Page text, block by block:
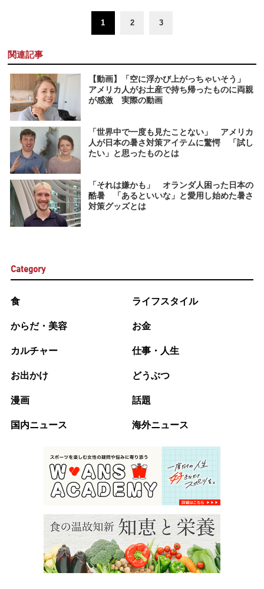
1 2 3
関連記事
【動画】「空に浮かび上がっちゃいそう」
アメリカ人がお土産で持ち帰ったものに両親
が感激 実際の動画
「世界中で一度も見たことない」 アメリカ
人が日本の暑さ対策アイテムに驚愕 「試し
たい」と思ったものとは
「それは嫌かも」 オランダ人困った日本の
酷暑 「あるといいな」と愛用し始めた暑さ
対策グッズとは
Category
食 ライフスタイル
からだ・美容 お金
カルチャー 仕事・人生
お出かけ どうぶつ
漫画 話題
国内ニュース 海外ニュース